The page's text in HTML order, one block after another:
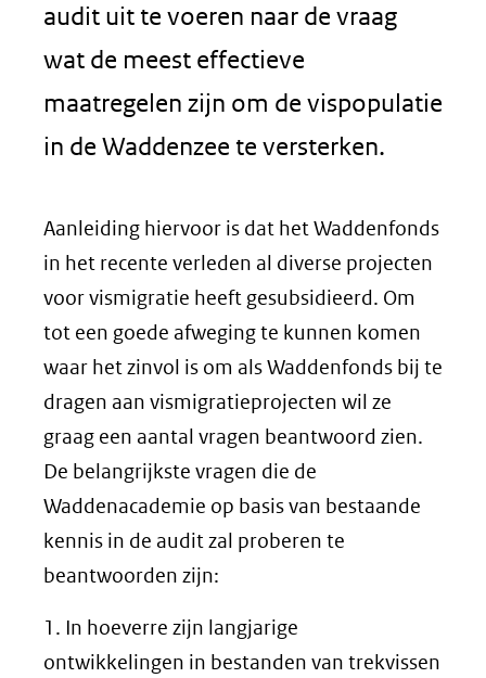
audit uit te voeren naar de vraag
wat de meest effectieve
maatregelen zijn om de vispopulatie
in de Waddenzee te versterken.
Aanleiding hiervoor is dat het Waddenfonds
in het recente verleden al diverse projecten
voor vismigratie heeft gesubsidieerd. Om
tot een goede afweging te kunnen komen
waar het zinvol is om als Waddenfonds bij te
dragen aan vismigratieprojecten wil ze
graag een aantal vragen beantwoord zien.
De belangrijkste vragen die de
Waddenacademie op basis van bestaande
kennis in de audit zal proberen te
beantwoorden zijn:
1. In hoeverre zijn langjarige
ontwikkelingen in bestanden van trekvissen